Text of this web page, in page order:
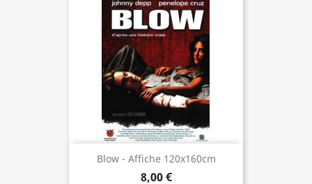
Blow - Affiche 120x160cm
8,00 €